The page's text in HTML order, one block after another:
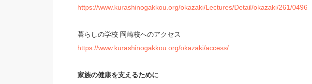
https://www.kurashinogakkou.org/okazaki/Lectures/Detail/okazaki/261/0496
暮らしの学校 岡崎校へのアクセス
https://www.kurashinogakkou.org/okazaki/access/
家族の健康を支えるために